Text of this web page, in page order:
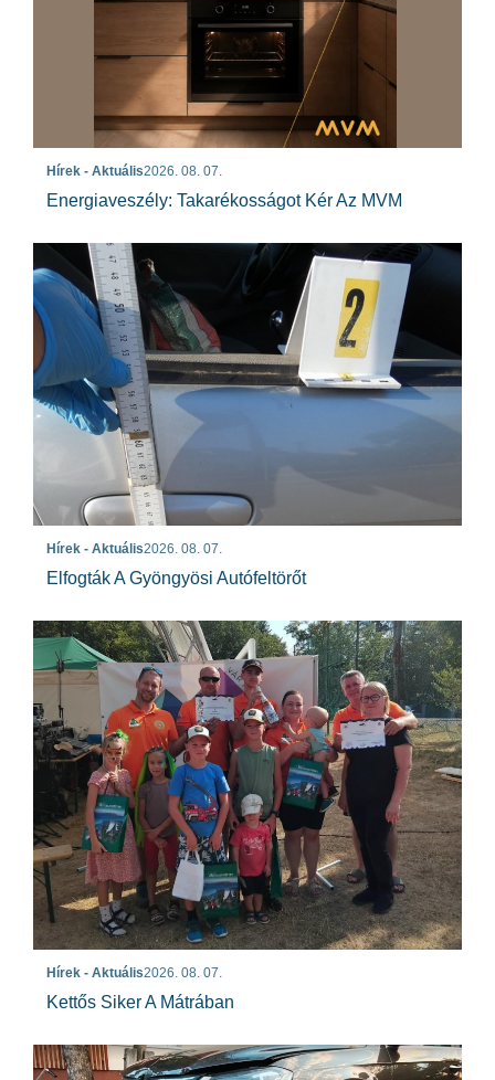
Hírek - Aktuális2026. 08. 07.
Energiaveszély: Takarékosságot Kér Az MVM
Hírek - Aktuális2026. 08. 07.
Elfogták A Gyöngyösi Autófeltörőt
Hírek - Aktuális2026. 08. 07.
Kettős Siker A Mátrában